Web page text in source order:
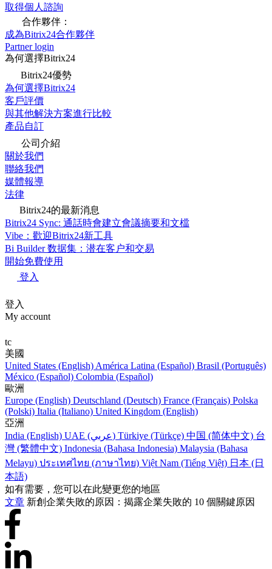
取得個人諮詢
合作夥伴：
成為Bitrix24合作夥伴
Partner login
為何選擇Bitrix24
Bitrix24優勢
為何選擇Bitrix24
客戶評價
與其他解決方案進行比較
產品自訂
公司介紹
關於我們
聯絡我們
媒體報導
法律
Bitrix24的最新消息
Bitrix24 Sync: 通話時會建立會議摘要和文檔
Vibe：歡迎Bitrix24新工具
Bi Builder 数据集：潜在客户和交易
開始免費使用
登入
登入
My account
tc
美國
United States (English) América Latina (Español) Brasil (Português)
México (Español) Colombia (Español)
歐洲
Europe (English) Deutschland (Deutsch) France (Français) Polska
(Polski) Italia (Italiano) United Kingdom (English)
亞洲
India (English)
UAE (عربي) Türkiye (Türkçe) 中国 (简体中文) 台
灣 (繁體中文) Indonesia (Bahasa Indonesia) Malaysia (Bahasa
Melayu) ประเทศไทย (ภาษาไทย) Việt Nam (Tiếng Việt) 日本 (日
本語)
如有需要，您可以在此變更您的地區
文章 新創企業失敗的原因：揭露企業失敗的 10 個關鍵原因